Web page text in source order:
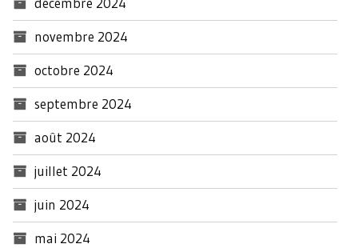
novembre 2024
octobre 2024
septembre 2024
août 2024
juillet 2024
juin 2024
mai 2024